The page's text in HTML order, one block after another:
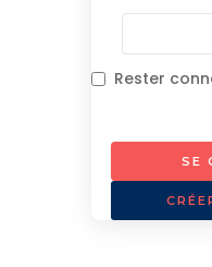
Rester
SE